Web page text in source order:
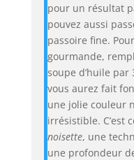
pour un résultat
pouvez aussi
passoire fine.
gourmande,
soupe d’huile
vous aurez fait
une jolie couleur
irrésistible. C’est
noisette, une
une profondeur